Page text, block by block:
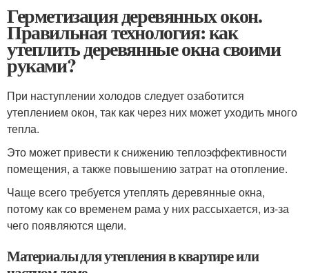
Герметизация деревянных окон.
Правильная технология: как
утеплить деревянные окна своими
руками?
При наступлении холодов следует озаботится
утеплением окон, так как через них может уходить много
тепла.
Это может привести к снижению теплоэффективности
помещения, а также повышению затрат на отопление.
Чаще всего требуется утеплять деревянные окна,
потому как со временем рама у них рассыхается, из-за
чего появляются щели.
Материалы для утепления в квартире или